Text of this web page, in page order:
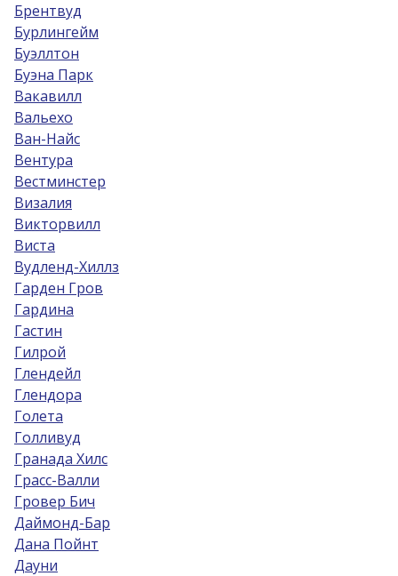
Брентвуд
Бурлингейм
Буэллтон
Буэна Парк
Вакавилл
Вальехо
Ван-Найс
Вентура
Вестминстер
Визалия
Викторвилл
Виста
Вудленд-Хиллз
Гарден Гров
Гардина
Гастин
Гилрой
Глендейл
Глендора
Голета
Голливуд
Гранада Хилс
Грасс-Валли
Гровер Бич
Даймонд-Бар
Дана Пойнт
Дауни